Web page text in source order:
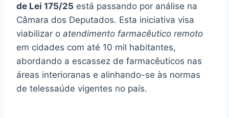
de Lei 175/25 está passando por análise na
Câmara dos Deputados. Esta iniciativa visa
viabilizar o atendimento farmacêutico remoto
em cidades com até 10 mil habitantes,
abordando a escassez de farmacêuticos nas
áreas interioranas e alinhando-se às normas
de telessaúde vigentes no país.